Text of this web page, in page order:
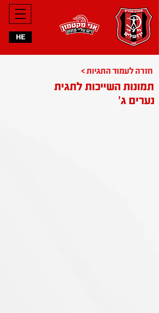
HE
< חזרה לעמוד התגיות
תמונות השייכות לתגית
נערים ג׳